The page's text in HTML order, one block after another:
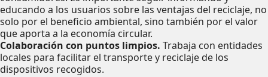
educando a los usuarios sobre las ventajas del reciclaje, no
solo por el beneficio ambiental, sino también por el valor
que aporta a la economía circular.
Colaboración con puntos limpios. Trabaja con entidades
locales para facilitar el transporte y reciclaje de los
dispositivos recogidos.